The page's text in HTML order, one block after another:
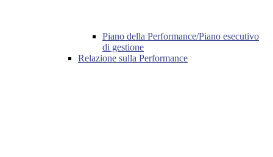
Piano della Performance/Piano esecutivo
di gestione
Relazione sulla Performance